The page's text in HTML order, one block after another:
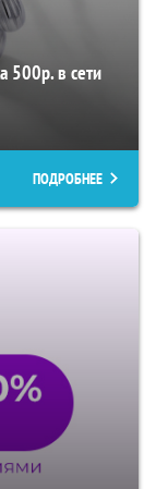
500р. в сети
ПОДРОБНЕЕ